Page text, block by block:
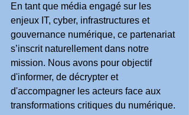
En tant que média engagé sur les
enjeux IT, cyber, infrastructures et
gouvernance numérique, ce partenariat
s’inscrit naturellement dans notre
mission. Nous avons pour objectif
d'informer, de décrypter et
d'accompagner les acteurs face aux
transformations critiques du numérique.